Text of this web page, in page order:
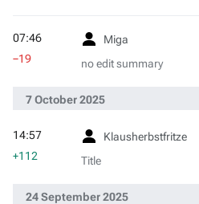
Miga
no edit summary
07:46
−19
7 October 2025
Klausherbstfritze
Title
14:57
+112
24 September 2025